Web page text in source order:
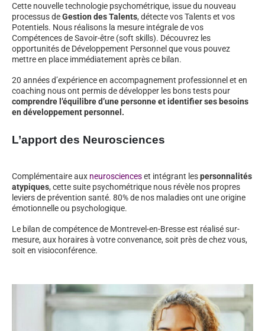
Cette nouvelle technologie psychométrique, issue du nouveau
processus deGestion des Talents, détecte vos Talents et vos
Potentiels. Nous réalisons la mesure intégrale de vos
Compétences de Savoir-être (soft skills). Découvrez les
opportunités de Développement Personnel que vous pouvez
mettre en place immédiatement après ce bilan.
20 années d’expérience en accompagnement professionnel et en
coaching nous ont permis de développer les bons tests pour
comprendre l’équilibre d’une personne et identifier ses besoins
en développement personnel.
L’apport des Neurosciences
Complémentaire aux neuroscienceset intégrant lespersonnalités
atypiques, cette suite psychométrique nous révèle nos propres
leviers de prévention santé. 80% de nos maladies ont une origine
émotionnelle ou psychologique.
Le bilan de compétence de Montrevel-en-Bresse est réalisé sur-
mesure, aux horaires à votre convenance, soit près de chez vous,
soit en visioconférence.